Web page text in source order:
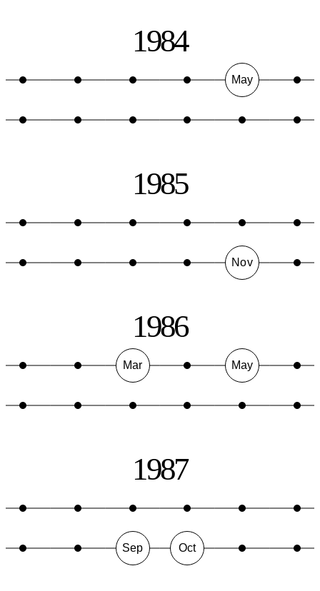
1984
May
1985
Nov
1986
Mar May
1987
Sep Oct